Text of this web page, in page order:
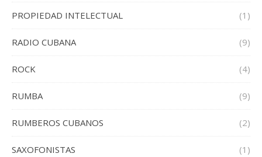
PROPIEDAD INTELECTUAL (1)
RADIO CUBANA (9)
ROCK (4)
RUMBA (9)
RUMBEROS CUBANOS (2)
SAXOFONISTAS (1)